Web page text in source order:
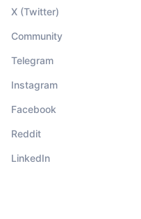
X (Twitter)
Community
Telegram
Instagram
Facebook
Reddit
LinkedIn